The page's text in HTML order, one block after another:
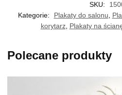
SKU:
Kategorie:
Plakaty do salonu,
korytarz, Plakaty na
Polecane produkty